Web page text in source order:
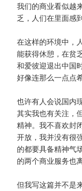
我们的商业看似越
乏，人们在里面感
在这样的环境中，
能获得休憩，在贫
和爱彼迎退出中国
好像连那么一点点
也许有人会说国内
其实我也有关注，
精神。我不喜欢封
开放，我并没有很
的都要具备精神气
的两个商业服务也
但我写这篇并不是